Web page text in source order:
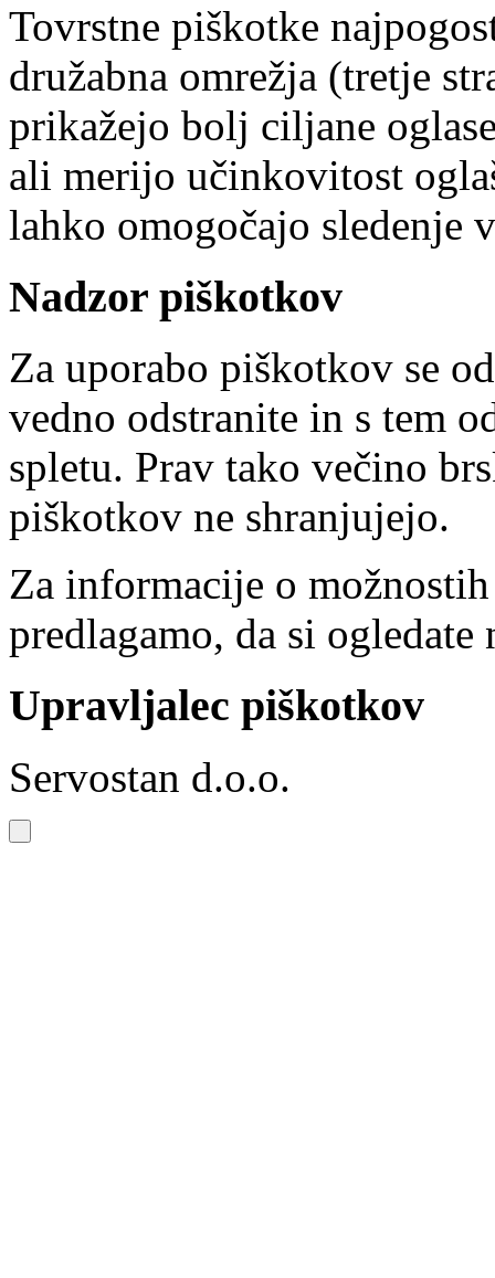
Tovrstne piškotke
družabna omrežja (tretje
prikažejo bolj ciljane
ali merijo učinkovitost
lahko omogočajo sledenje
Nadzor piškotkov
Za uporabo piškotkov se
vedno odstranite in s tem
spletu. Prav tako večino
piškotkov ne shranjujejo.
Za informacije o
predlagamo, da si ogledate
Upravljalec piškotkov
Servostan d.o.o.